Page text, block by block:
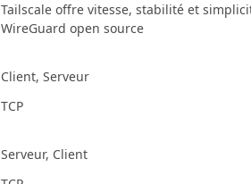
Tailscale offre vitesse, stabilité et
WireGuard open source
Client, Serveur
TCP
Serveur, Client